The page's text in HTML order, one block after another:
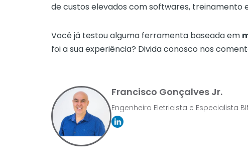
de custos elevados com softwares, treinamento
Você já testou alguma ferramenta baseada em
foi a sua experiência? Divida conosco nos
Francisco Gonçalves Jr.
Engenheiro Eletricista e Especialista